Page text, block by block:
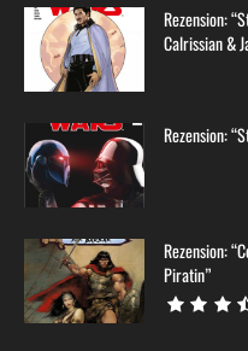
Rezension:
Calrissian &
Rezension:
Rezension:
Piratin”